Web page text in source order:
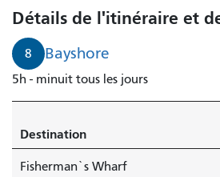
arrive
en
2
minutes.
Détails de l'itinéraire et
8 Bayshore
5h - minuit tous les jours
Destination
Fisherman`s Wharf